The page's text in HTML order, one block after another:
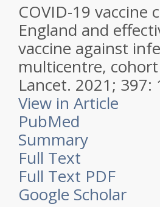
COVID-19 vaccine
England and
vaccine against
multicentre,
Lancet. 2021; 397:
View in Article
PubMed
Summary
Full Text
Full Text PDF
Google Scholar